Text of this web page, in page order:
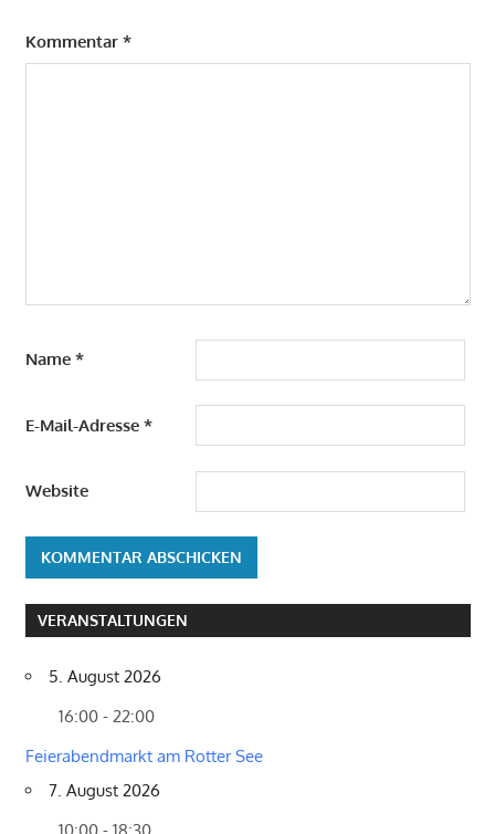
Kommentar *
Name *
E-Mail-Adresse *
Website
VERANSTALTUNGEN
5. August 2026
16:00 - 22:00
Feierabendmarkt am Rotter See
7. August 2026
10:00 - 18:30